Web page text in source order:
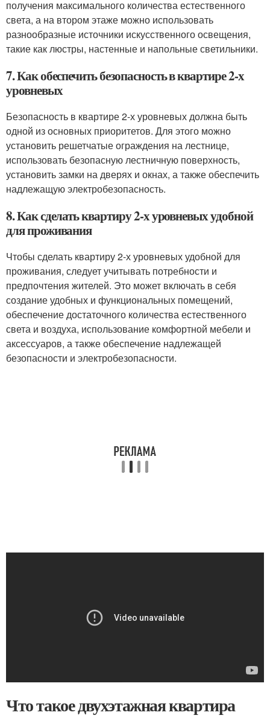
получения максимального количества естественного
света, а на втором этаже можно использовать
разнообразные источники искусственного освещения,
такие как люстры, настенные и напольные светильники.
7. Как обеспечить безопасность в квартире 2-х
уровневых
Безопасность в квартире 2-х уровневых должна быть
одной из основных приоритетов. Для этого можно
установить решетчатые ограждения на лестнице,
использовать безопасную лестничную поверхность,
установить замки на дверях и окнах, а также обеспечить
надлежащую электробезопасность.
8. Как сделать квартиру 2-х уровневых удобной
для проживания
Чтобы сделать квартиру 2-х уровневых удобной для
проживания, следует учитывать потребности и
предпочтения жителей. Это может включать в себя
создание удобных и функциональных помещений,
обеспечение достаточного количества естественного
света и воздуха, использование комфортной мебели и
аксессуаров, а также обеспечение надлежащей
безопасности и электробезопасности.
Что такое двухэтажная квартира